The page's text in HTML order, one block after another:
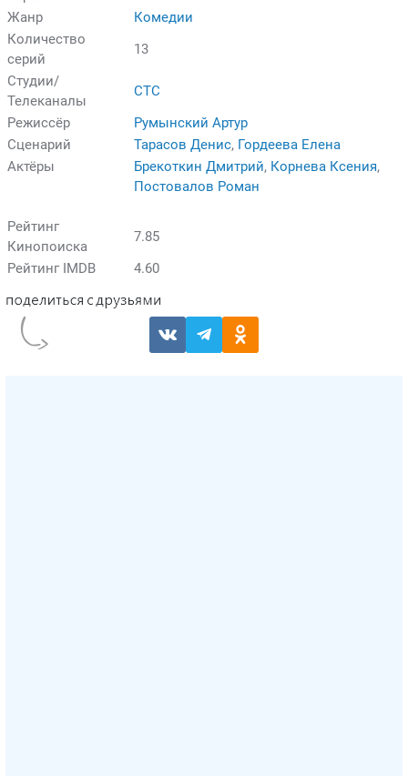
Жанр
Комедии
Количество
серий
13
Студии/
Телеканалы
СТС
Режиссёр
Румынский Артур
Сценарий
Тарасов Денис, Гордеева Елена
Актёры
Брекоткин Дмитрий, Корнева Ксения,
Постовалов Роман
Рейтинг
Кинопоиска
7.85
Рейтинг IMDB
4.60